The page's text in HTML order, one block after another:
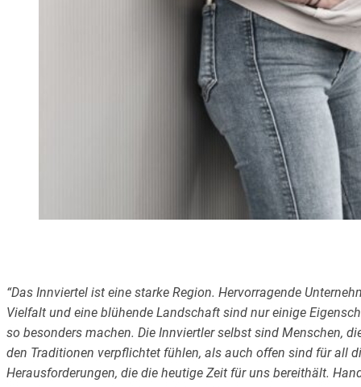
“Das Innviertel ist eine starke Region. Hervorragende
Vielfalt und eine blühende Landschaft sind nur einige
so besonders machen. Die Innviertler selbst sind Menschen,
den Traditionen verpflichtet fühlen, als auch offen sind für all
Herausforderungen, die die heutige Zeit für uns bereithält.